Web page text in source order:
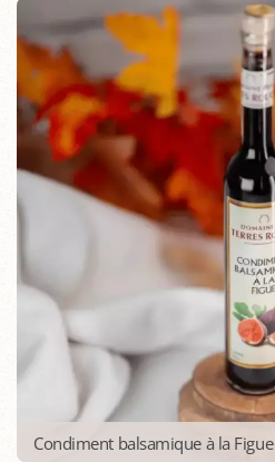
Condiment balsamique à la Figue